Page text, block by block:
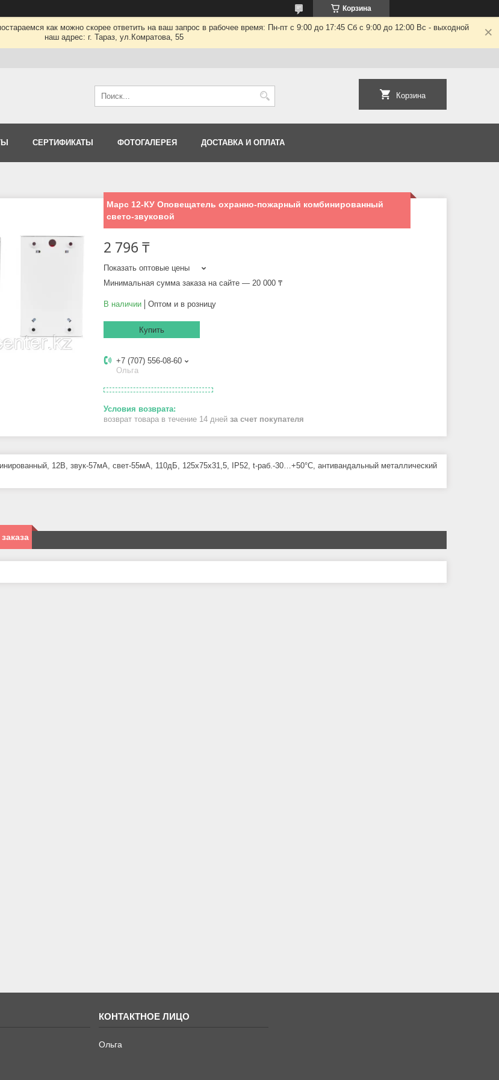
Корзина
как можно скорее ответить на ваш запрос в рабочее время: Пн-пт с 9:00 до 17:45 Сб с 9:00 до 12:00 Вс - выходной
наш адрес: г. Тараз, ул.Комратова, 55
Корзина
СЕРТИФИКАТЫ ФОТОГАЛЕРЕЯ ДОСТАВКА И ОПЛАТА
Марс 12-КУ Оповещатель охранно-пожарный комбинированный
свето-звуковой
2 796 ₸
Показать оптовые цены
Минимальная сумма заказа на сайте — 20 000 ₸
В наличии Оптом и в розницу
Купить
+7 (707) 556-08-60
Ольга
возврат товара в течение 14 дней за счет покупателя
12В, звук-57мА, свет-55мА, 110дБ, 125x75x31,5, IP52, t-раб.-30…+50°С, антивандальный металлический
Ольга